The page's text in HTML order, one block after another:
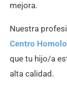
mejora.
Nuestra
Centro
que tu hijo/a
alta calidad.